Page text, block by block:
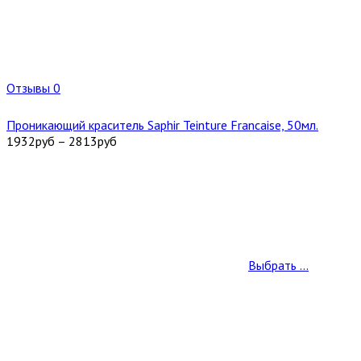
Отзывы 0
Проникающий краситель Saphir Teinture Francaise, 50мл.
1932руб – 2813руб
Выбрать ...